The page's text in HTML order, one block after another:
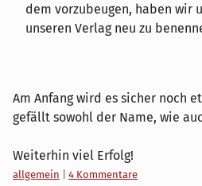
dem vorzubeugen, haben wir
unseren Verlag neu zu
Am Anfang wird es sicher noch
gefällt sowohl der Name, wie
Weiterhin viel Erfolg!
Kategorien:
allgemein
4 Kommentare